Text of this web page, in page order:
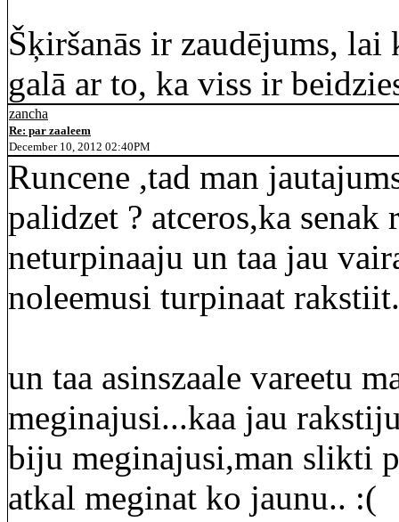
Šķiršanās ir zaudējums,
galā ar to, ka viss ir
zancha
Re: par zaaleem
December 10, 2012 02:40PM
Runcene ,tad man
palidzet ? atceros,ka
neturpinaaju un taa jau
noleemusi turpinaat
un taa asinszaale vareetu
meginajusi...kaa jau
biju meginajusi,man slikti
atkal meginat ko jaunu.. :(